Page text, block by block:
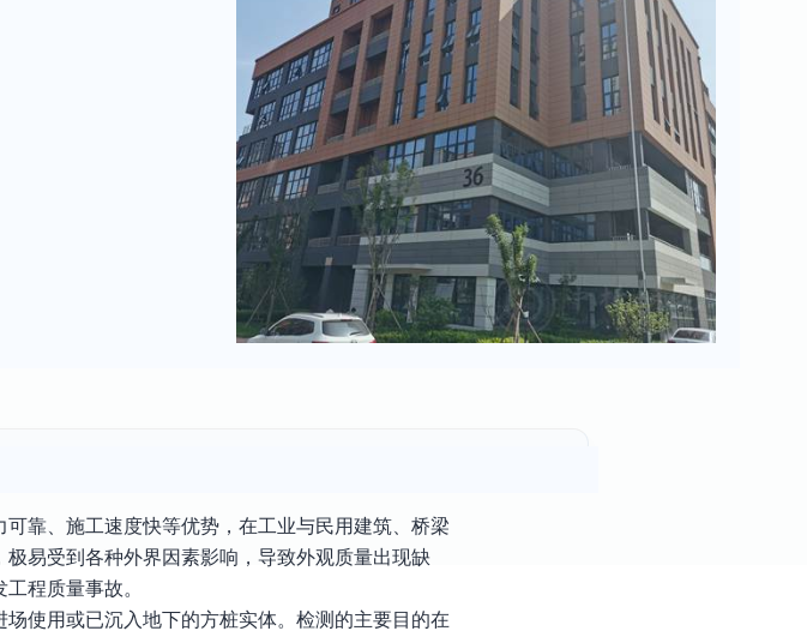
靠、施工速度快等优势，在工业与民用建筑、桥梁
易受到各种外界因素影响，导致外观质量出现缺
程质量事故。
使用或已沉入地下的方桩实体。检测的主要目的在